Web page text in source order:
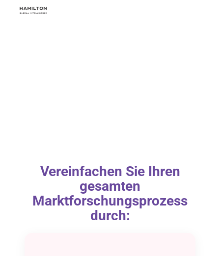
Vereinfachen Sie Ihren
gesamten
Marktforschungsprozess
durch: